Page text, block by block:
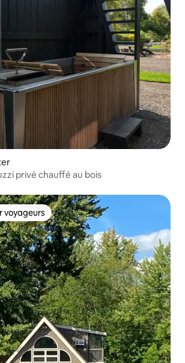
privé chauffé au bois
les plus appréciés
voyageurs